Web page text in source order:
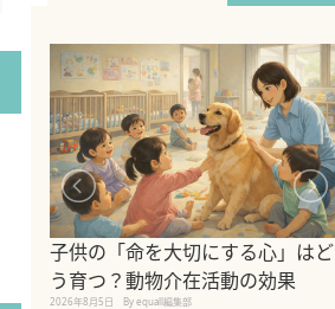
子供の「命を大切にする心」はど
う育つ？動物介在活動の効果
2026年8月5日 By equall編集部